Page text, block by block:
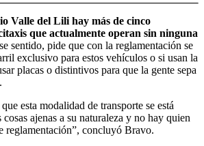
Valle del Lili hay más de cinco
que actualmente operan sin ninguna
sentido, pide que con la reglamentación se
exclusivo para estos vehículos o si usan la
placas o distintivos para que la gente sepa
esta modalidad de transporte se está
ajenas a su naturaleza y no hay quien
reglamentación”, concluyó Bravo.